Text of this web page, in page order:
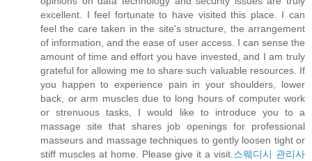
excellent. I feel fortunate to have visited this place. I can
feel the care taken in the site's structure, the arrangement
of information, and the ease of user access. I can sense the
amount of time and effort you have invested, and I am truly
grateful for allowing me to share such valuable resources. If
you happen to experience pain in your shoulders, lower
back, or arm muscles due to long hours of computer work
or strenuous tasks, I would like to introduce you to a
massage site that shares job openings for professional
masseurs and massage techniques to gently loosen tight or
stiff muscles at home. Please give it a visit. 스웨디시 관리사